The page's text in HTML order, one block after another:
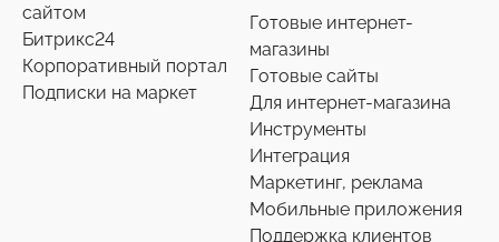
сайтом
Битрикс24
Корпоративный портал
Подписки на маркет
Готовые интернет-
магазины
Готовые сайты
Для интернет-магазина
Инструменты
Интеграция
Маркетинг, реклама
Мобильные приложения
Поддержка клиентов